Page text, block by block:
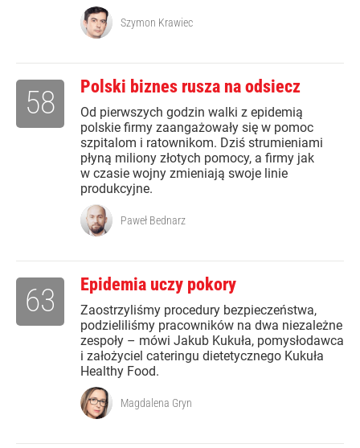
Szymon Krawiec
Polski biznes rusza na odsiecz
Od pierwszych godzin walki z epidemią
polskie firmy zaangażowały się w pomoc
szpitalom i ratownikom. Dziś strumieniami
płyną miliony złotych pomocy, a firmy jak
w czasie wojny zmieniają swoje linie
produkcyjne.
58
Paweł Bednarz
Epidemia uczy pokory
Zaostrzyliśmy procedury bezpieczeństwa,
podzieliliśmy pracowników na dwa niezależne
zespoły – mówi Jakub Kukuła, pomysłodawca
i założyciel cateringu dietetycznego Kukuła
Healthy Food.
63
Magdalena Gryn